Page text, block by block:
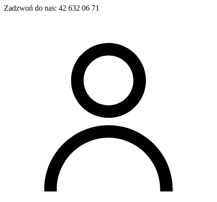
Zadzwoń do nas: 42 632 06 71